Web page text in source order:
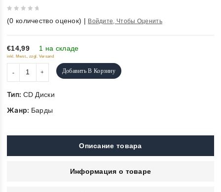
out
of
5
(0 количество оценок) | Войдите, Чтобы Оценить
€14,99 1 на складе
inkl. Mwst., zzgl. Versand
Добавить В Корзину
Тип: CD Диски
Жанр: Барды
Описание товара
Информация о товаре